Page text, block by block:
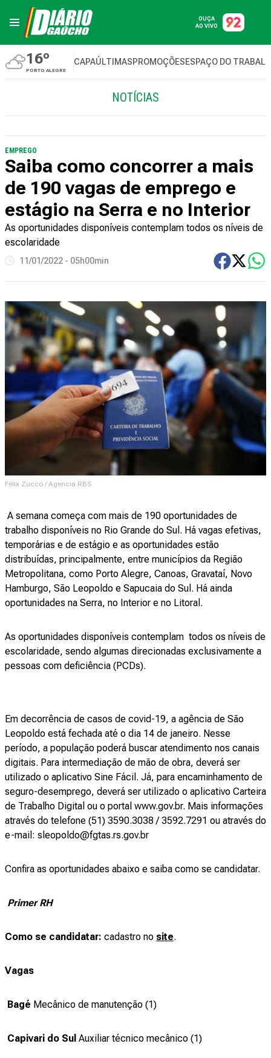
OUÇA
AO VIVO
16º
PORTO ALEGRE
CAPAÚLTIMASPROMOÇÕESESPAÇO DO
NOTÍCIAS
EMPREGO
Saiba como concorrer a mais
de 190 vagas de emprego e
estágio na Serra e no Interior
As oportunidades disponíveis contemplam todos os níveis de
escolaridade
11/01/2022 - 05h00min
Félix Zucco / Agencia RBS
A semana começa com mais de 190 oportunidades de
trabalho disponíveis no Rio Grande do Sul. Há vagas efetivas,
temporárias e de estágio e as oportunidades estão
distribuídas, principalmente, entre municípios da Região
Metropolitana, como Porto Alegre, Canoas, Gravataí, Novo
Hamburgo, São Leopoldo e Sapucaia do Sul. Há ainda
oportunidades na Serra, no Interior e no Litoral.
As oportunidades disponíveis contemplam todos os níveis de
escolaridade, sendo algumas direcionadas exclusivamente a
pessoas com deficiência (PCDs).
Em decorrência de casos de covid-19, a agência de São
Leopoldo está fechada até o dia 14 de janeiro. Nesse
período, a população poderá buscar atendimento nos canais
digitais. Para intermediação de mão de obra, deverá ser
utilizado o aplicativo Sine Fácil. Já, para encaminhamento de
seguro-desemprego, deverá ser utilizado o aplicativo Carteira
de Trabalho Digital ou o portal www.gov.br. Mais informações
através do telefone (51) 3590.3038 / 3592.7291 ou através do
e-mail: sleopoldo@fgtas.rs.gov.br
Confira as oportunidades abaixo e saiba como se candidatar.
Primer RH
Como se candidatar: cadastro no site.
Vagas
Bagé Mecânico de manutenção (1)
Capivari do Sul Auxiliar técnico mecânico (1)